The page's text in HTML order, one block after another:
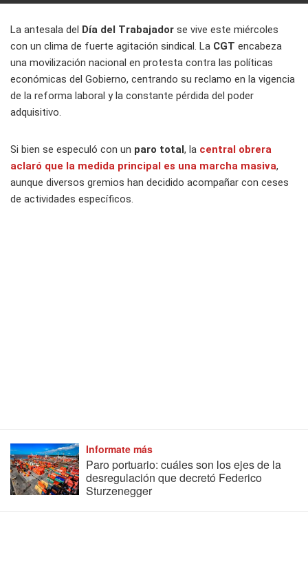
La antesala del Día del Trabajador se vive este miércoles
con un clima de fuerte agitación sindical. La CGT encabeza
una movilización nacional en protesta contra las políticas
económicas del Gobierno, centrando su reclamo en la vigencia
de la reforma laboral y la constante pérdida del poder
adquisitivo.
Si bien se especuló con un paro total, la central obrera
aclaró que la medida principal es una marcha masiva,
aunque diversos gremios han decidido acompañar con ceses
de actividades específicos.
Informate más
Paro portuario: cuáles son los ejes de la
desregulación que decretó Federico
Sturzenegger